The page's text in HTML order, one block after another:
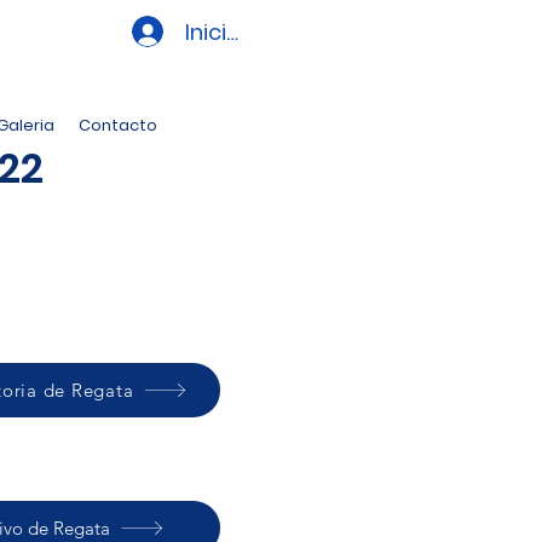
Iniciar sesión
Contacto
de Regata
de Regata